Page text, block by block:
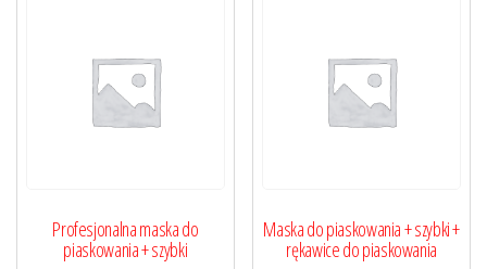
Profesjonalna maska do
piaskowania + szybki
Maska do piaskowania + szybki +
rękawice do piaskowania